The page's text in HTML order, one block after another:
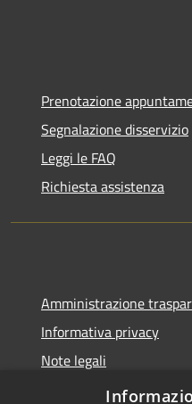
Prenotazione
Segnalazione disservizio
Leggi le FAQ
Richiesta assistenza
Amministrazione
Informativa privacy
Note legali
Dichiarazione di